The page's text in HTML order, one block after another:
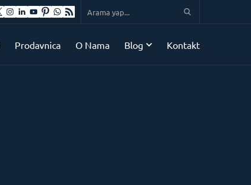
Prodavnica O Nama Blog Kontakt